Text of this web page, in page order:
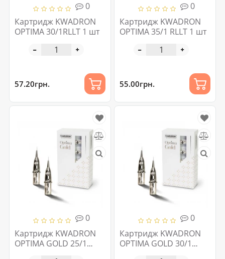
0
Картридж KWADRON
OPTIMA 30/1RLLT 1 шт
57.20грн.
0
Картридж KWADRON
OPTIMA 35/1 RLLT 1 шт
55.00грн.
0
Картридж KWADRON
OPTIMA GOLD 25/1
0
Картридж KWADRON
OPTIMA GOLD 30/1